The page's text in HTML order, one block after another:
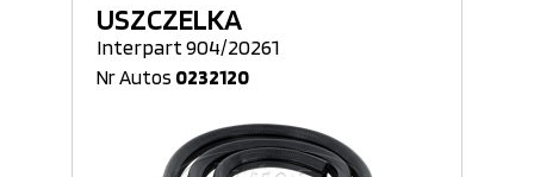
USZCZELKA
Interpart 904/20261
Nr Autos 0232120